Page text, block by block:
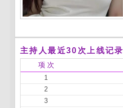
主持人最近30次上线记录
项 次
1
2
3